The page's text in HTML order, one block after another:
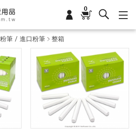
0
筆 / 進口粉筆 整箱